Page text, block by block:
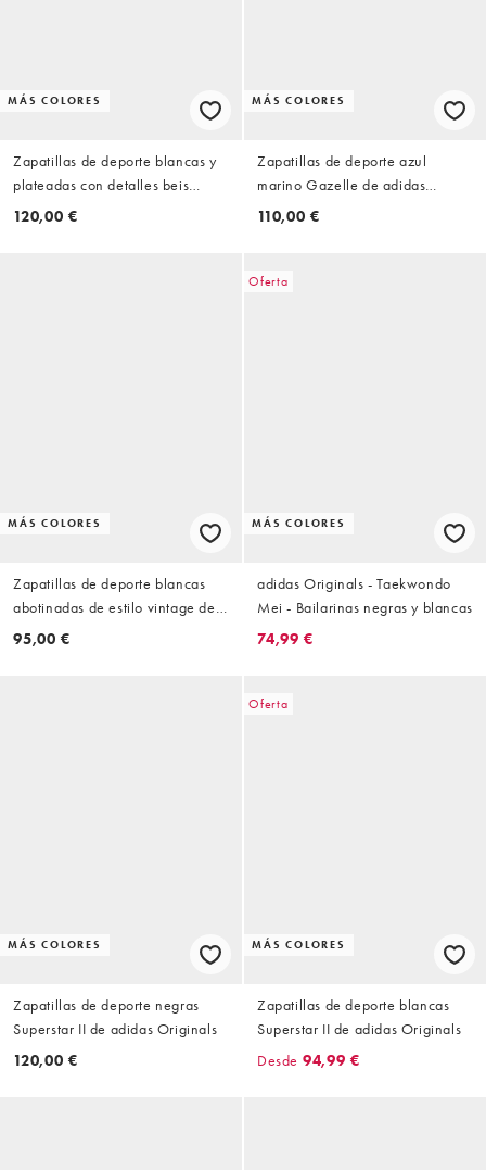
MÁS COLORES
Zapatillas de deporte blancas y
plateadas con detalles beis
unisex 740 de New Balance
120,00 €
MÁS COLORES
Zapatillas de deporte azul
marino Gazelle de adidas
Originals
110,00 €
MÁS COLORES
Zapatillas de deporte blancas
abotinadas de estilo vintage de
lona Chuck 70 de Converse
95,00 €
Oferta
MÁS COLORES
adidas Originals - Taekwondo
Mei - Bailarinas negras y blancas
74,99 €
MÁS COLORES
Zapatillas de deporte negras
Superstar II de adidas Originals
120,00 €
Oferta
MÁS COLORES
Zapatillas de deporte blancas
Superstar II de adidas Originals
Desde 94,99 €